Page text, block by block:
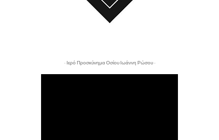
- Ιερό Προσκύνημα Οσίου Ιωάννη Ρώσου -